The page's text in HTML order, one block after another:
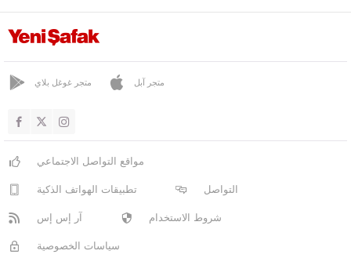
مرسين
موغلا
نيغدا
عثمانية
متجر غوغل بلاي متجر آبل
مواقع التواصل الاجتماعي
تطبيقات الهواتف الذكية التواصل
آر إس إس شروط الاستخدام
سياسات الخصوصية